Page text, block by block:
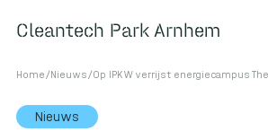
Cleantech Park Arnhem
Home /Nieuws /Op IPKW verrijst energiecampus
Nieuws
Cleantech Park Arnhem